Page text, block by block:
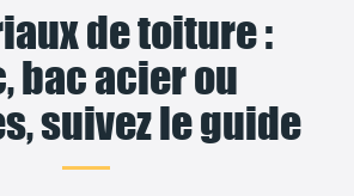
de toiture :
bac acier ou
suivez le guide